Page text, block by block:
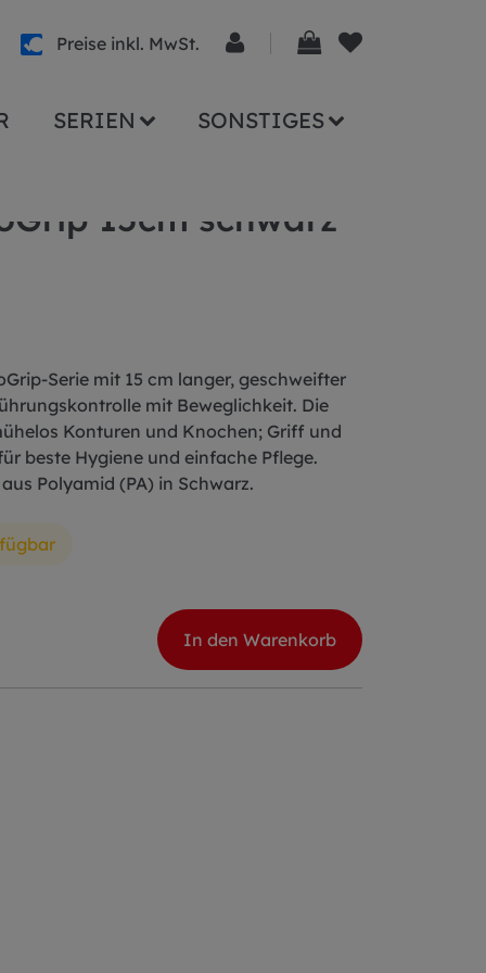
Preise inkl. MwSt.
SERIEN SONSTIGES
15cm schwarz
Serie mit 15 cm langer, geschweifter
mit Beweglichkeit. Die
Konturen und Knochen; Griff und
beste Hygiene und einfache Pflege.
Polyamid (PA) in Schwarz.
In den Warenkorb